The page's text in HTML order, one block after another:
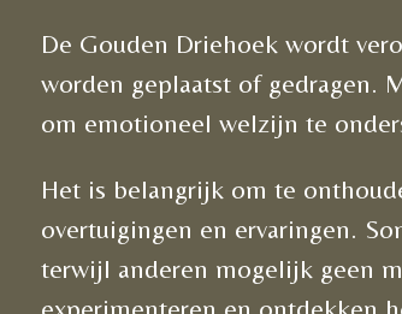
De Gouden Driehoek wordt
worden geplaatst of gedragen.
om emotioneel welzijn te
Het is belangrijk om te
overtuigingen en ervaringen.
terwijl anderen mogelijk geen